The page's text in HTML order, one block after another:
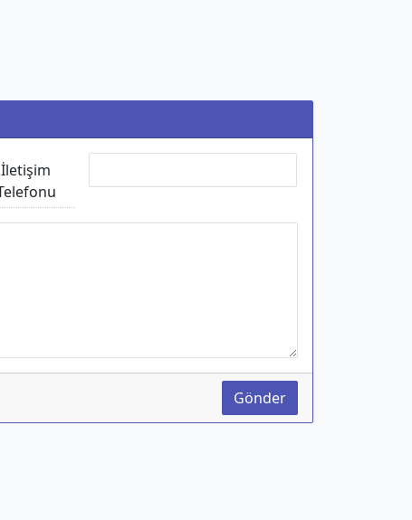
İletişim
Gönder